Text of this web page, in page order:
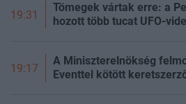
19:31
Tömegek vártak erre: a
hozott több tucat UFO-
19:17
A Miniszterelnökség
Eventtel kötött